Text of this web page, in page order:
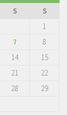
S
S
1
7
8
14
15
21
22
28
29